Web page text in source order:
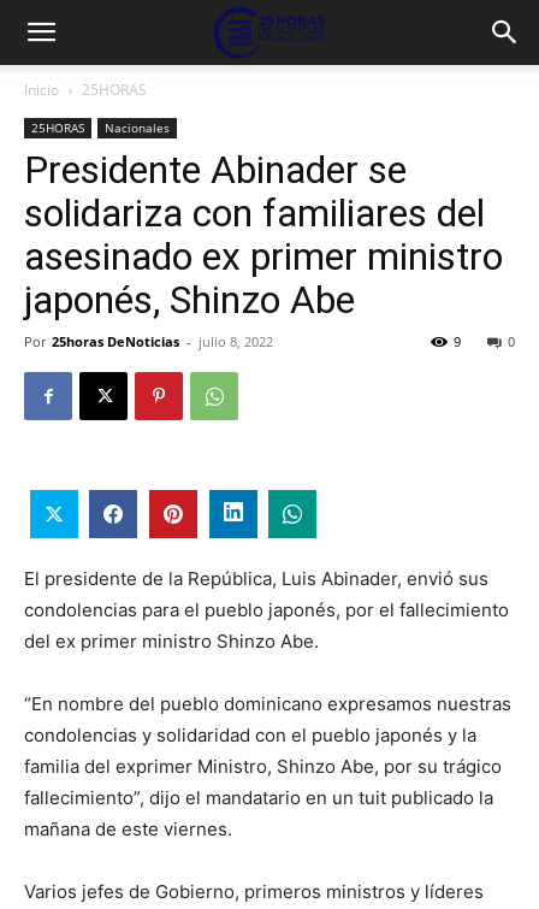
Inicio 25HORAS
25HORAS Nacionales
Presidente Abinader se
solidariza con familiares del
asesinado ex primer ministro
japonés, Shinzo Abe
Por 25horas DeNoticias - julio 8, 2022 0
9
El presidente de la República, Luis Abinader, envió sus
condolencias para el pueblo japonés, por el fallecimiento
del ex primer ministro Shinzo Abe.
“En nombre del pueblo dominicano expresamos nuestras
condolencias y solidaridad con el pueblo japonés y la
familia del exprimer Ministro, Shinzo Abe, por su trágico
fallecimiento”, dijo el mandatario en un tuit publicado la
mañana de este viernes.
Varios jefes de Gobierno, primeros ministros y líderes